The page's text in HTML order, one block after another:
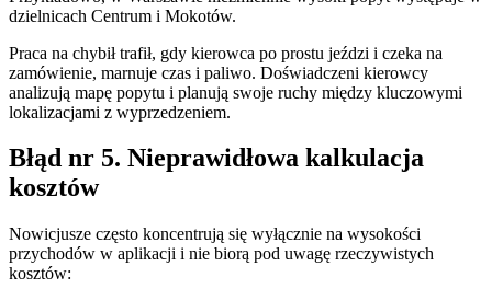
dzielnicach Centrum i Mokotów.
Praca na chybił trafił, gdy kierowca po prostu jeździ i czeka na
zamówienie, marnuje czas i paliwo. Doświadczeni kierowcy
analizują mapę popytu i planują swoje ruchy między kluczowymi
lokalizacjami z wyprzedzeniem.
Błąd nr 5. Nieprawidłowa kalkulacja
kosztów
Nowicjusze często koncentrują się wyłącznie na wysokości
przychodów w aplikacji i nie biorą pod uwagę rzeczywistych
kosztów: